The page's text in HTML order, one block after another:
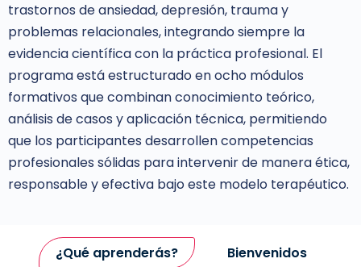
trastornos de ansiedad, depresión, trauma y
problemas relacionales, integrando siempre la
evidencia científica con la práctica profesional. El
programa está estructurado en ocho módulos
formativos que combinan conocimiento teórico,
análisis de casos y aplicación técnica, permitiendo
que los participantes desarrollen competencias
profesionales sólidas para intervenir de manera ética,
responsable y efectiva bajo este modelo terapéutico.
¿Qué aprenderás? Bienvenidos